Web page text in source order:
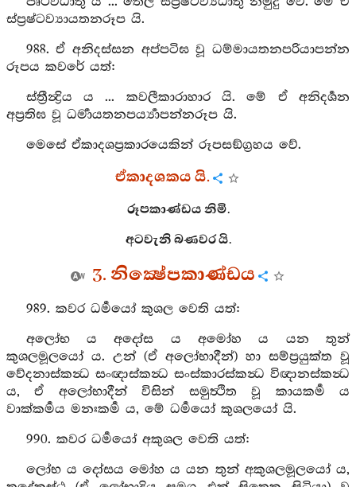
ස්ප්‍රෂ්ටව්‍යායතනරූප යි.
988. ඒ අනිදස්සන අප්පටිඝ වූ ධම්මායතනපරියාපන්න
රූපය කවරේ යත්:
ස්ත්‍රීන්‍ද්‍රිය ය ... කවලීකාරාහාර යි. මේ ඒ අනිදර්‍ශන
අප්‍රතිඝ වූ ධර්‍මායතනපර්‍ය්‍යාපන්නරූප යි.
මෙසේ ඒකාදශප්‍රකාරයෙකින් රූපසඞ්ග්‍රහය වේ.
ඒකාදශකය යි.
රූපකාණ්ඩය නිමි.
අටවැනි බණවර යි.
3. නික්‍ෂේපකාණ්ඩය
989. කවර ධර්‍මයෝ කුශල වෙති යත්:
අලෝභ ය අදෝස ය අමෝහ ය යන තුන්
කුශලමූලයෝ ය. උන් (ඒ අලෝභාදීන්) හා සම්ප්‍රයුක්ත වූ
වේදනාස්කන්‍ධ සංඥාස්කන්‍ධ සංස්කාරස්කන්‍ධ විඥානස්කන්‍ධ
ය, ඒ අලෝභාදීන් විසින් සමුත්‍ථිත වූ කායකර්‍ම ය
වාක්කර්‍මය මනඃකර්‍ම ය, මේ ධර්‍මයෝ කුශලයෝ යි.
990. කවර ධර්‍මයෝ අකුශල වෙති යත්:
ලෝභ ය දෝසය මෝහ ය යන තුන් අකුශලමූලයෝ ය,